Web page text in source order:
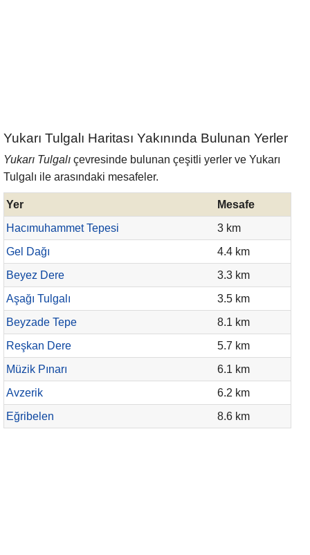
Yukarı Tulgalı Haritası Yakınında Bulunan Yerler
Yukarı Tulgalı çevresinde bulunan çeşitli yerler ve Yukarı
Tulgalı ile arasındaki mesafeler.
Yer
Mesafe
Hacımuhammet Tepesi
3 km
Gel Dağı
4.4 km
Beyez Dere
3.3 km
Aşağı Tulgalı
3.5 km
Beyzade Tepe
8.1 km
Reşkan Dere
5.7 km
Müzik Pınarı
6.1 km
Avzerik
6.2 km
Eğribelen
8.6 km